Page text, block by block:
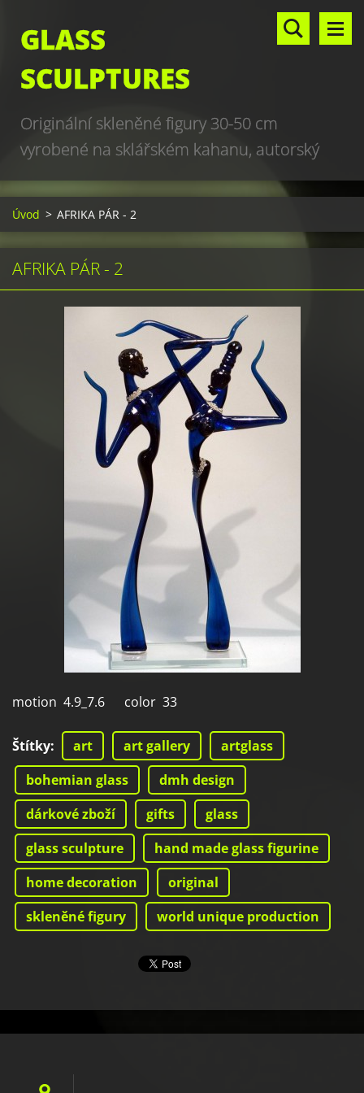
GLASS
SCULPTURES
Originální skleněné figury 30-50 cm
vyrobené na sklářském kahanu, autorský
design, hand made, art glass sculptures,
world unique production
Úvod > AFRIKA PÁR - 2
AFRIKA PÁR - 2
motion 4.9_7.6 color 33
Štítky: art art gallery
artglass
bohemian glass
dmh design
dárkové zboží
gifts
glass
glass sculpture
hand made glass figurine
home decoration
original
skleněné figury
world unique production